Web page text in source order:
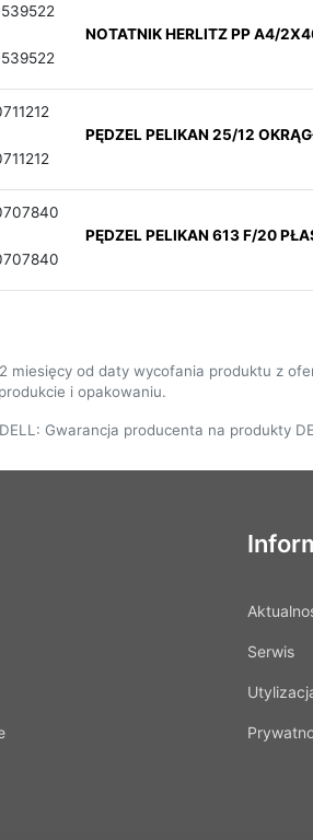
NOTATNIK HERLITZ PP A4/
PĘDZEL PELIKAN 25/12
PĘDZEL PELIKAN 613 F/20
miesięcy od daty wycofania produktu z
i opakowaniu.
Gwarancja producenta na produkty
Serwis